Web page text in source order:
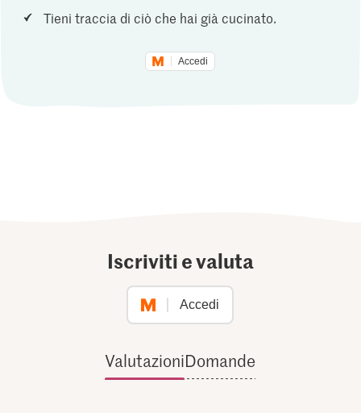
Tieni traccia di ciò che hai già cucinato.
Accedi
Iscriviti e valuta
Accedi
ValutazioniDomande